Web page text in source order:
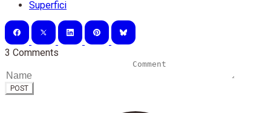
Superfici
3 Comments
POST